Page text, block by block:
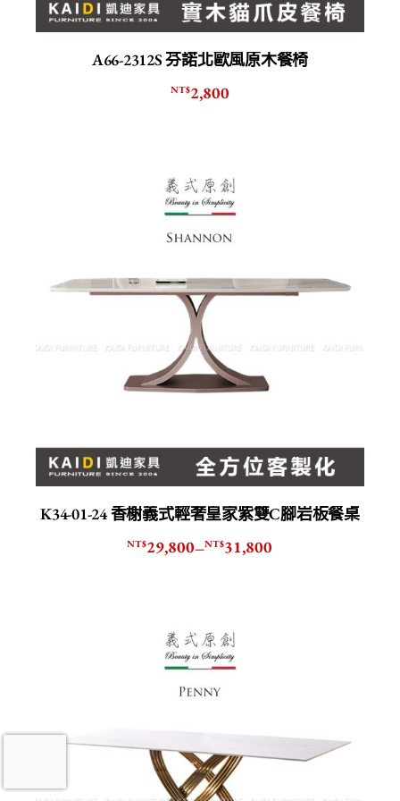
A66-2312S 芬諾北歐風原木餐椅
NT$2,800
K34-01-24 香榭義式輕奢皇家紫雙C腳岩板餐桌
NT$29,800–NT$31,800